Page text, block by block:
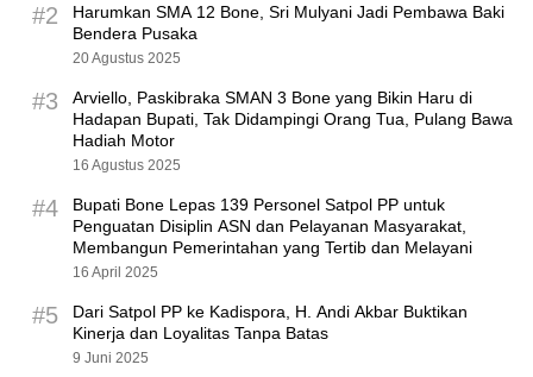
#2
Harumkan SMA 12 Bone, Sri Mulyani Jadi Pembawa Baki
Bendera Pusaka
20 Agustus 2025
#3
Arviello, Paskibraka SMAN 3 Bone yang Bikin Haru di
Hadapan Bupati, Tak Didampingi Orang Tua, Pulang Bawa
Hadiah Motor
16 Agustus 2025
#4
Bupati Bone Lepas 139 Personel Satpol PP untuk
Penguatan Disiplin ASN dan Pelayanan Masyarakat,
Membangun Pemerintahan yang Tertib dan Melayani
16 April 2025
#5
Dari Satpol PP ke Kadispora, H. Andi Akbar Buktikan
Kinerja dan Loyalitas Tanpa Batas
9 Juni 2025